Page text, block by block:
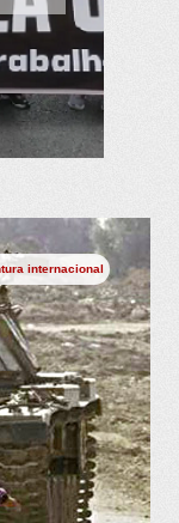
internacional